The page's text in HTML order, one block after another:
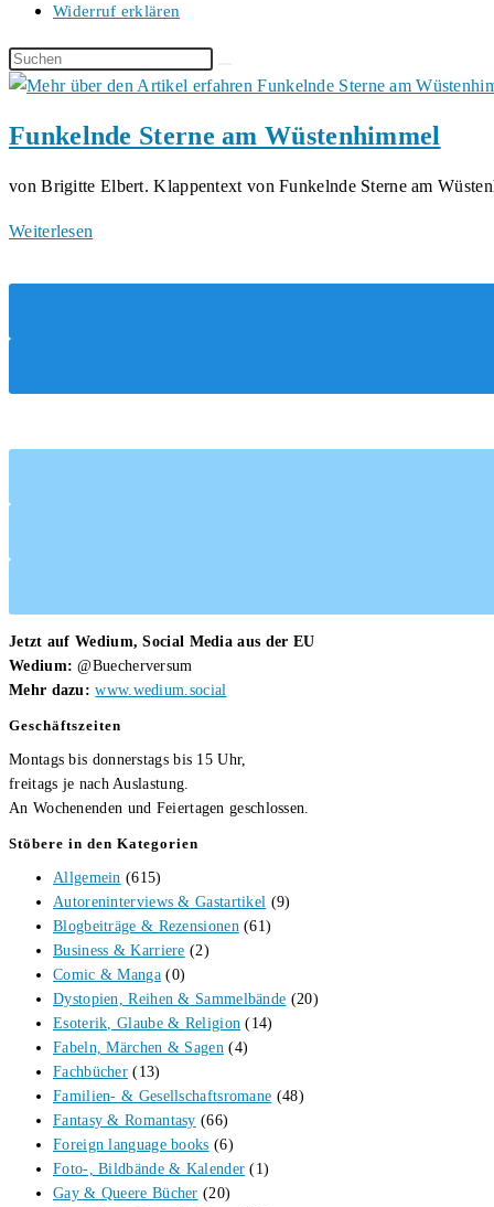
Widerruf erklären
Diese
Website
Funkelnde Sterne am Wüstenhimmel
von Brigitte Elbert. Klappentext von Funkelnde Sterne am
Weiterlesen
am
Jetzt auf Wedium, Social Media aus der EU
Wedium: @Buecherversum
Mehr dazu: www.wedium.social
Geschäftszeiten
Montags bis donnerstags bis 15 Uhr,
freitags je nach Auslastung.
An Wochenenden und Feiertagen geschlossen.
Stöbere in den Kategorien
Allgemein (615)
Autoreninterviews & Gastartikel (9)
Blogbeiträge & Rezensionen (61)
Business & Karriere (2)
Comic & Manga (0)
Dystopien, Reihen & Sammelbände (20)
Esoterik, Glaube & Religion (14)
Fabeln, Märchen & Sagen (4)
Fachbücher (13)
Familien- & Gesellschaftsromane (48)
Fantasy & Romantasy (66)
Foreign language books (6)
Foto-, Bildbände & Kalender (1)
Gay & Queere Bücher (20)